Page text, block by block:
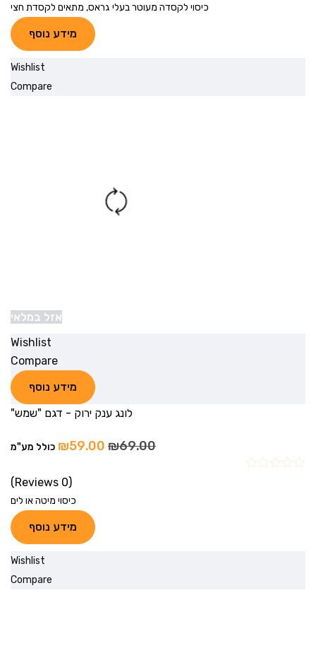
כיסוי לקסדה מעוטר בעלי גראס, מתאים לקסדת חצי
מידע נוסף
Wishlist
Compare
אזל במלאי
Wishlist
Compare
מידע נוסף
לונג ענק ירוק - דגם "שמש"
₪69.00
₪59.00 כולל מע"מ
(0 Reviews)
כיסוי מיטה או לים
מידע נוסף
Wishlist
Compare